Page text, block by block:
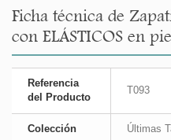
Ficha técnica de
con ELÁSTICOS en
Referencia
del Producto
T093
Colección Últimas